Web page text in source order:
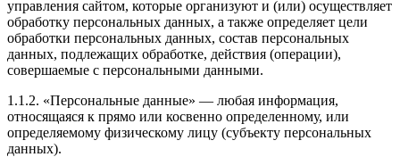
управления сайтом, которые организуют и (или) осуществляет
обработку персональных данных, а также определяет цели
обработки персональных данных, состав персональных
данных, подлежащих обработке, действия (операции),
совершаемые с персональными данными.
1.1.2. «Персональные данные» — любая информация,
относящаяся к прямо или косвенно определенному, или
определяемому физическому лицу (субъекту персональных
данных).